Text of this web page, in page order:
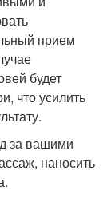
прием
будет
что усилить
за вашими
наносить